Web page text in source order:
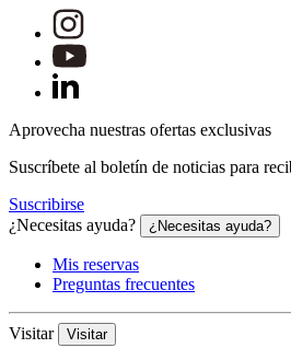
Aprovecha nuestras ofertas exclusivas
Suscríbete al boletín de noticias para
Suscribirse
¿Necesitas ayuda?
¿Necesitas ayuda?
Mis reservas
Preguntas frecuentes
Visitar Visitar